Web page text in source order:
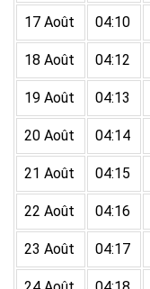
17 Août 04:10
18 Août 04:12
19 Août 04:13
20 Août 04:14
21 Août 04:15
22 Août 04:16
23 Août 04:17